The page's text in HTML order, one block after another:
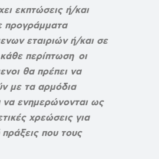
εκπτώσεις ή/και
προγράμματα
εταιριών ή/και σε
περίπτωση οι
θα πρέπει να
με τα αρμόδια
να ενημερώνονται ως
χρεώσεις για
πράξεις που τους